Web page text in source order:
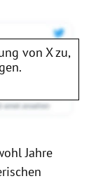
von Xzu,
Jahre